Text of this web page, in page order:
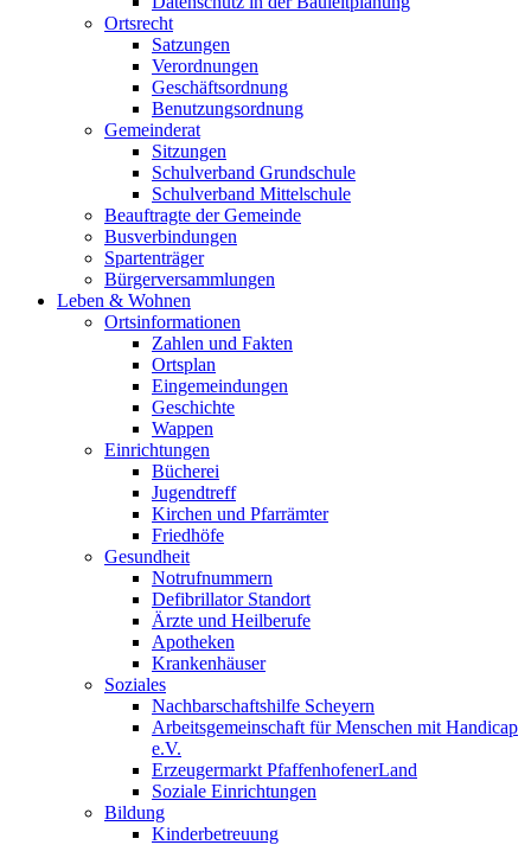
Ortsrecht
Satzungen
Verordnungen
Geschäftsordnung
Benutzungsordnung
Gemeinderat
Sitzungen
Schulverband Grundschule
Schulverband Mittelschule
Beauftragte der Gemeinde
Busverbindungen
Spartenträger
Bürgerversammlungen
Leben & Wohnen
Ortsinformationen
Zahlen und Fakten
Ortsplan
Eingemeindungen
Geschichte
Wappen
Einrichtungen
Bücherei
Jugendtreff
Kirchen und Pfarrämter
Friedhöfe
Gesundheit
Notrufnummern
Defibrillator Standort
Ärzte und Heilberufe
Apotheken
Krankenhäuser
Soziales
Nachbarschaftshilfe Scheyern
Arbeitsgemeinschaft für Menschen mit Handicap
e.V.
Erzeugermarkt PfaffenhofenerLand
Soziale Einrichtungen
Bildung
Kinderbetreuung